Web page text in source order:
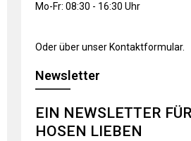
Mo-Fr: 08:30 - 16:30 Uhr
Oder über unser Kontaktformular.
Newsletter
EIN NEWSLETTER
HOSEN LIEBEN